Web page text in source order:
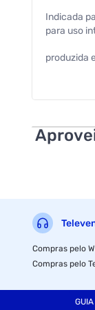
Indicada
para uso
produzida
material :
precisa de
as pilhas
ean :
Compras pelo
Compras pelo